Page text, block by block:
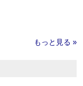
もっと見る »